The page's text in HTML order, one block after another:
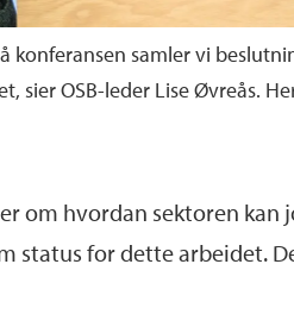
konferansen samler vi
sier OSB-leder Lise Øvreås.
om hvordan sektoren
status for dette arbeidet.